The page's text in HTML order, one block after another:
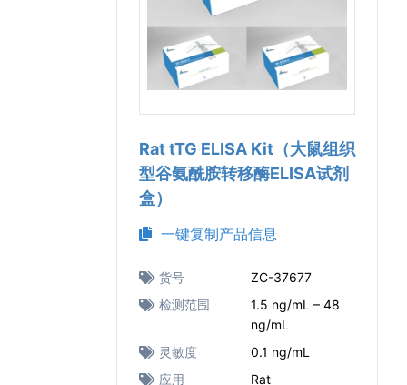
Rat tTG ELISA Kit（大鼠组织
型谷氨酰胺转移酶ELISA试剂
盒）
一键复制产品信息
货号
ZC-37677
检测范围
1.5 ng/mL – 48
ng/mL
灵敏度
0.1 ng/mL
应用
Rat